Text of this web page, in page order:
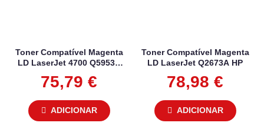
Toner Compatível Magenta
LD LaserJet 4700 Q5953A
75,79 €
ADICIONAR
Toner Compatível Magenta
LD LaserJet Q2673A HP
78,98 €
ADICIONAR